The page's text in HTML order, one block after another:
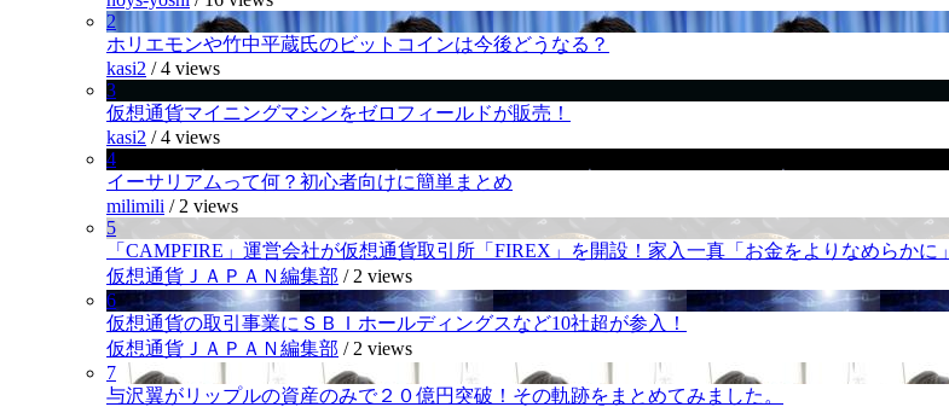
2
ホリエモンや竹中平蔵氏のビットコインは今後どうなる？
kasi2 /4 views
3
仮想通貨マイニングマシンをゼロフィールドが販売！
kasi2 /4 views
4
イーサリアムって何？初心者向けに簡単まとめ
milimili / 2 views
5
「CAMPFIRE」運営会社が仮想通貨取引所「FIREX」を開設！家入一真「お金をよりなめらかに」
仮想通貨ＪＡＰＡＮ編集部 / 2 views
6
仮想通貨の取引事業にＳＢＩホールディングスなど10社超が参入！
仮想通貨ＪＡＰＡＮ編集部 / 2 views
7
与沢翼がリップルの資産のみで２０億円突破！その軌跡をまとめてみました。